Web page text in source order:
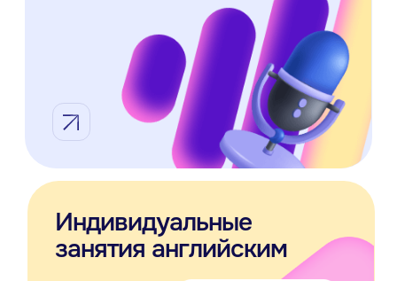
Похожие статьи